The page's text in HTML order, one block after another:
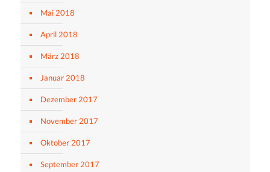
Mai 2018
April 2018
März 2018
Januar 2018
Dezember 2017
November 2017
Oktober 2017
September 2017